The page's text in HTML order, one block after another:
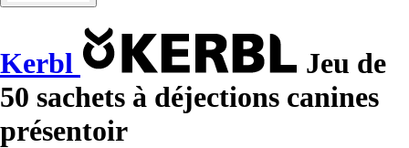
Kerbl
Jeu de
50 sachets à déjections canines
présentoir